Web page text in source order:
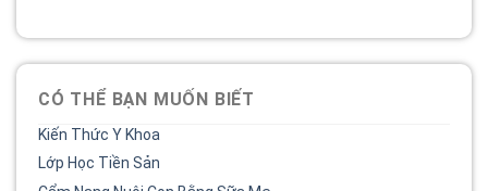
CÓ THỂ BẠN MUỐN BIẾT
Kiến Thức Y Khoa
Lớp Học Tiền Sản